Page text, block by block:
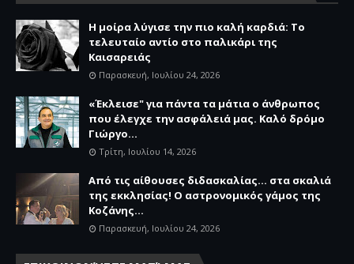
Η μοίρα λύγισε την πιο καλή καρδιά: Το
τελευταίο αντίο στο παλικάρι της
Καισαρειάς
Παρασκευή, Ιουλίου 24, 2026
«Έκλεισε" για πάντα τα μάτια ο άνθρωπος
που έλεγχε την ασφάλειά μας. Καλό δρόμο
Γιώργο...
Τρίτη, Ιουλίου 14, 2026
Από τις αίθουσες διδασκαλίας… στα σκαλιά
της εκκλησίας! Ο αστρονομικός γάμος της
Κοζάνης...
Παρασκευή, Ιουλίου 24, 2026